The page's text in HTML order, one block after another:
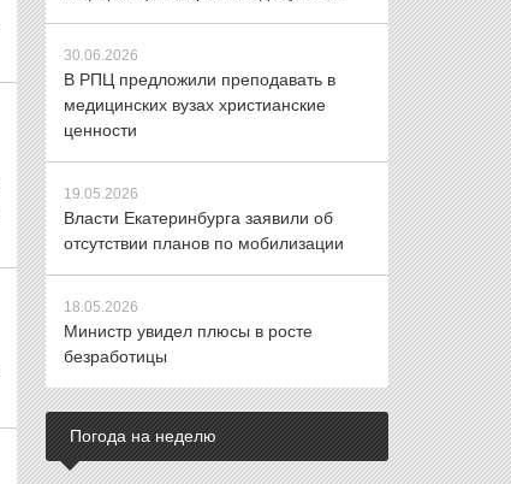
30.06.2026
В РПЦ предложили преподавать в
медицинских вузах христианские
ценности
19.05.2026
Власти Екатеринбурга заявили об
отсутствии планов по мобилизации
18.05.2026
Министр увидел плюсы в росте
безработицы
Погода на неделю